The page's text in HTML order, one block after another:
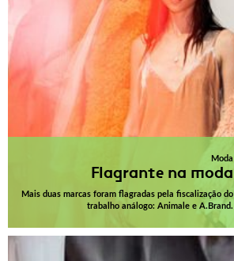
Moda
Flagrante na moda
Mais duas marcas foram flagradas pela fiscalização do
trabalho análogo: Animale e A.Brand.